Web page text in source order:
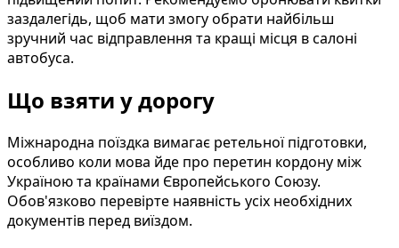
заздалегідь, щоб мати змогу обрати найбільш
зручний час відправлення та кращі місця в салоні
автобуса.
Що взяти у дорогу
Міжнародна поїздка вимагає ретельної підготовки,
особливо коли мова йде про перетин кордону між
Україною та країнами Європейського Союзу.
Обов'язково перевірте наявність усіх необхідних
документів перед виїздом.